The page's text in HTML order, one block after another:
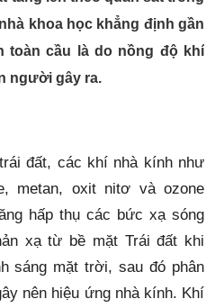
khoa học khẳng định gần
toàn cầu là do nồng độ khí
người gây ra.
đất, các khí nhà kính như
metan, oxit nitơ và ozone
hấp thụ các bức xạ sóng
xạ từ bề mặt Trái đất khi
sáng mặt trời, sau đó phân
nên hiệu ứng nhà kính. Khí